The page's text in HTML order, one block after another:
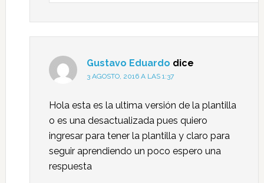
Gustavo Eduardo dice
3 AGOSTO, 2016 A LAS 1:37
Hola esta es la ultima versión de la plantilla
o es una desactualizada pues quiero
ingresar para tener la plantilla y claro para
seguir aprendiendo un poco espero una
respuesta